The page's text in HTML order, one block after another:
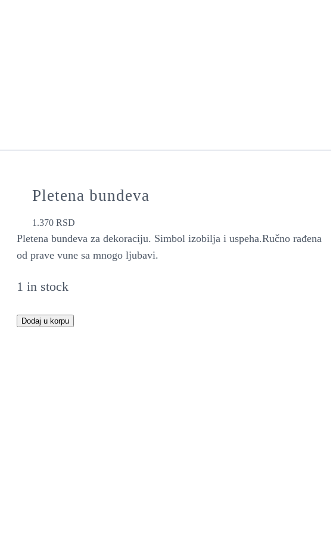
Pletena bundeva
1.370RSD
Pletena bundeva za dekoraciju. Simbol izobilja i uspeha.Ručno rađena
od prave vune sa mnogo ljubavi.
1 in stock
PDodaj u korpu